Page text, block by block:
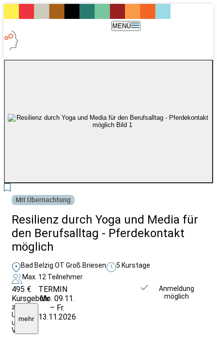
MENÜ
Mit Übernachtung
Resilienz durch Yoga und Media für
den Berufsalltag - Pferdekontakt
möglich
Bad Belzig OT Groß Briesen
5 Kurstage
Max. 12 Teilnehmer
495 €
Kursgebühr
zuzüglich
Unterkunft
und
VP
mehr
TERMIN
Mo. 09.11.
– Fr.
13.11.2026
Anmeldung
möglich